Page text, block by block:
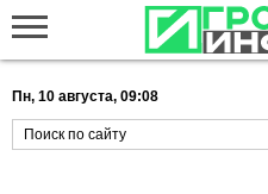
Пн, 10 августа, 09:08